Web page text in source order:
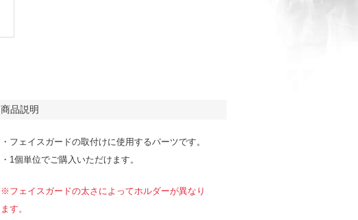
商品説明
・フェイスガードの取付けに使用するパーツです。
・1個単位でご購入いただけます。
※フェイスガードの太さによってホルダーが異なり
ます。